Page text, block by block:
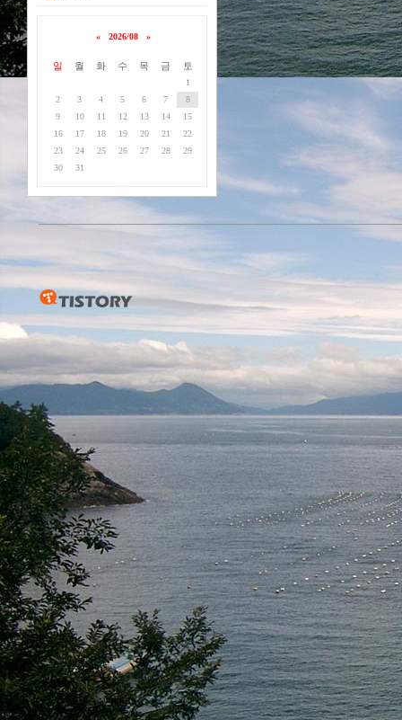
« 2026/08 »
일 월 화 수 목 금 토
1
2
3 4 5 6 7
8
9
10 11 12 13 14
15
16
17 18 19 20 21
22
23
24 25 26 27 28
29
30
31